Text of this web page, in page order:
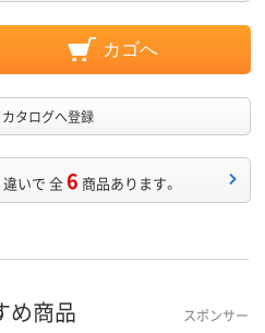
カゴへ
タログへ登録
違いで 全6 商品あります。
め商品 スポンサー